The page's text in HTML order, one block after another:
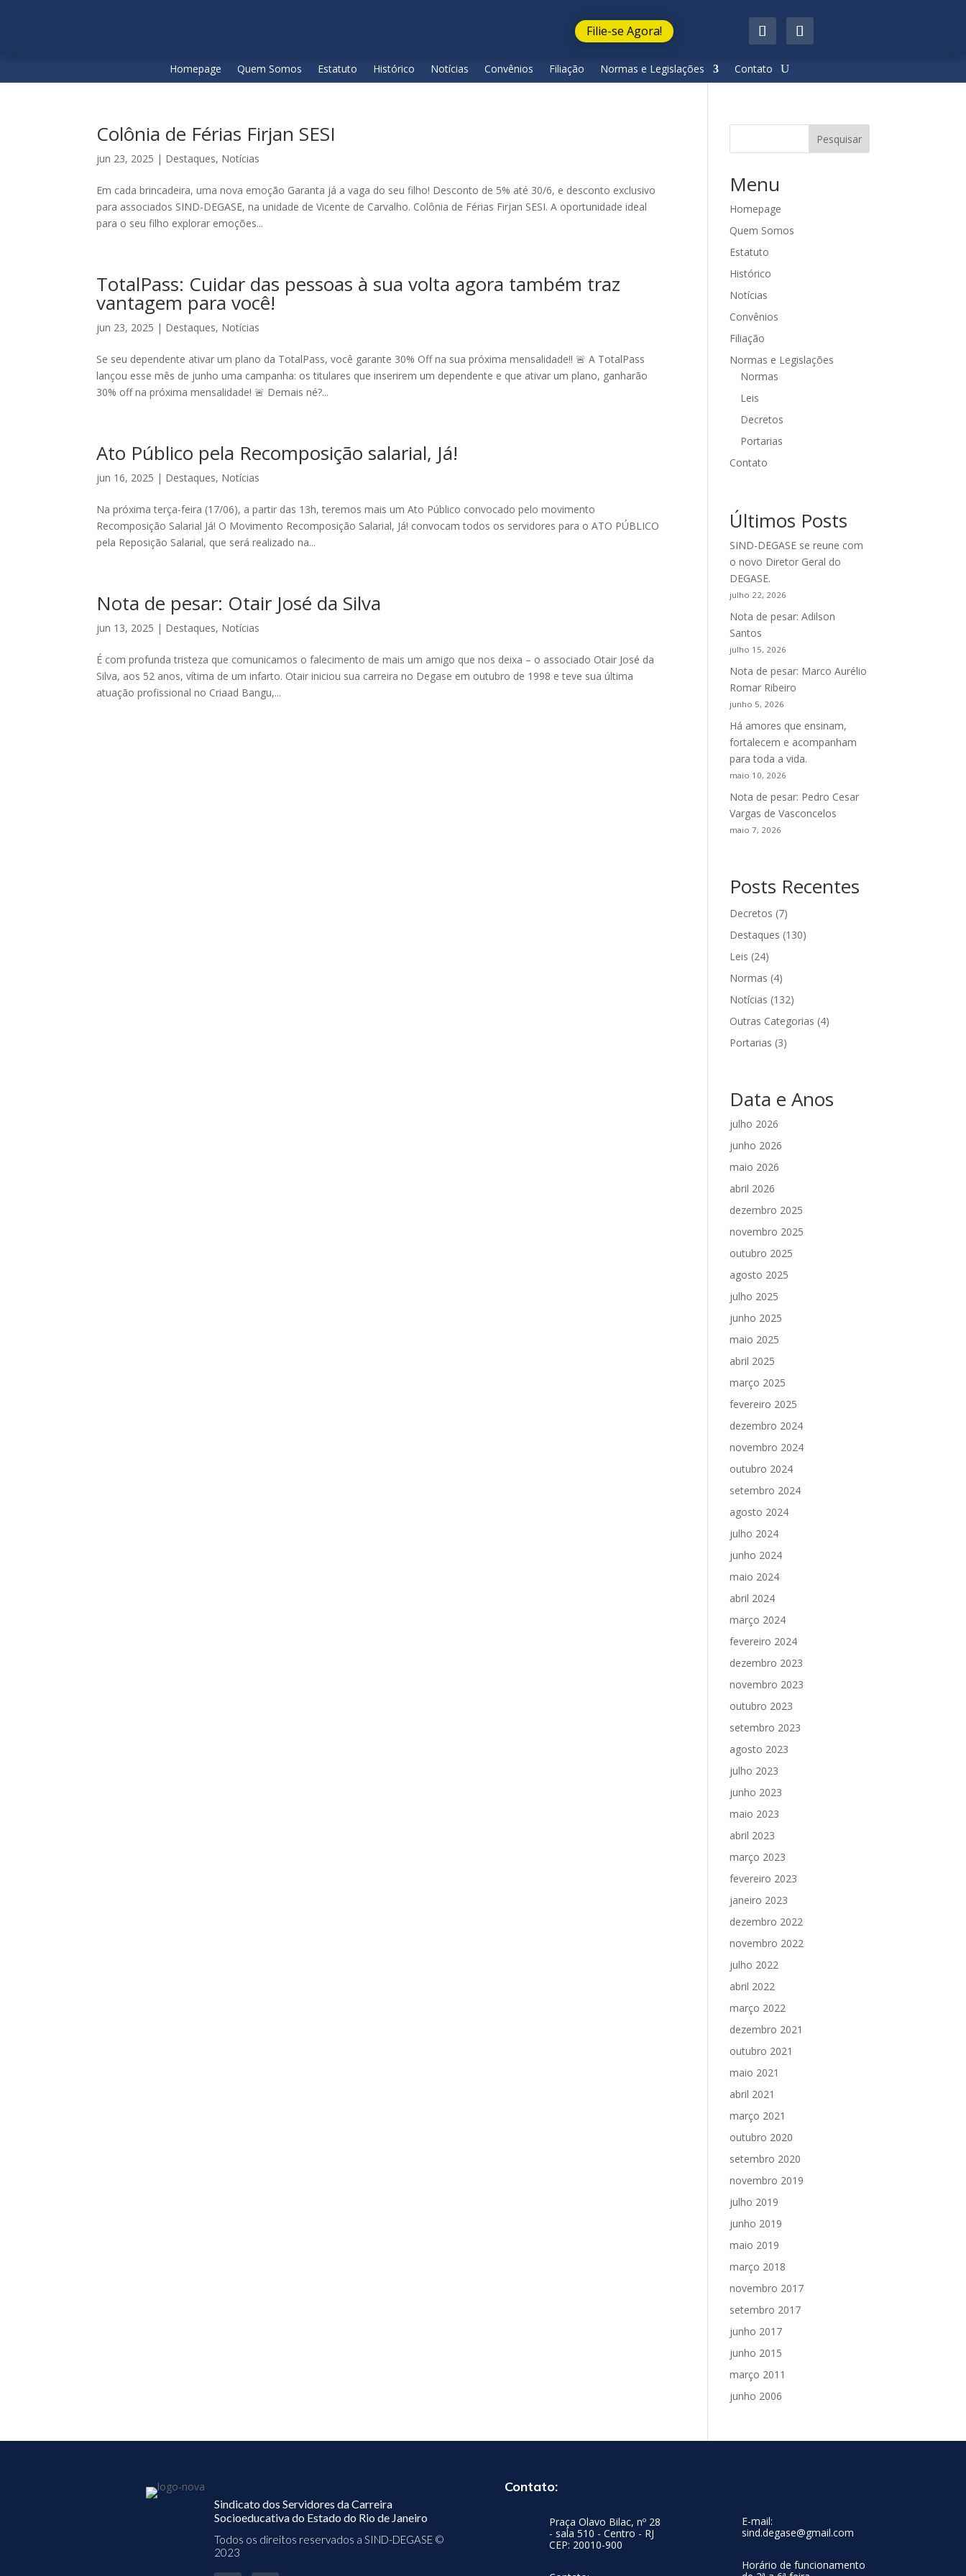
Filie-se Agora!
Homepage Quem Somos Estatuto Histórico Notícias Convênios Filiação Normas e Legislações Contato
Colônia de Férias Firjan SESI
jun 23, 2025 | Destaques, Notícias
Em cada brincadeira, uma nova emoção Garanta já a vaga do seu filho! Desconto de 5% até 30/6, e desconto exclusivo
para associados SIND-DEGASE, na unidade de Vicente de Carvalho. Colônia de Férias Firjan SESI. A oportunidade ideal
para o seu filho explorar emoções...
TotalPass: Cuidar das pessoas à sua volta agora também traz
vantagem para você!
jun 23, 2025 | Destaques, Notícias
Se seu dependente ativar um plano da TotalPass, você garante 30% Off na sua próxima mensalidade!! 🚨 A TotalPass
lançou esse mês de junho uma campanha: os titulares que inserirem um dependente e que ativar um plano, ganharão
30% off na próxima mensalidade! 🚨 Demais né?...
Ato Público pela Recomposição salarial, Já!
jun 16, 2025 | Destaques, Notícias
Na próxima terça-feira (17/06), a partir das 13h, teremos mais um Ato Público convocado pelo movimento
Recomposição Salarial Já! O Movimento Recomposição Salarial, Já! convocam todos os servidores para o ATO PÚBLICO
pela Reposição Salarial, que será realizado na...
Nota de pesar: Otair José da Silva
jun 13, 2025 | Destaques, Notícias
É com profunda tristeza que comunicamos o falecimento de mais um amigo que nos deixa – o associado Otair José da
Silva, aos 52 anos, vítima de um infarto. Otair iniciou sua carreira no Degase em outubro de 1998 e teve sua última
atuação profissional no Criaad Bangu,...
Pesquisar
Menu
Homepage
Quem Somos
Estatuto
Histórico
Notícias
Convênios
Filiação
Normas e Legislações
Normas
Leis
Decretos
Portarias
Contato
Últimos Posts
SIND-DEGASE se reune com
o novo Diretor Geral do
DEGASE.
julho 22, 2026
Nota de pesar: Adilson
Santos
julho 15, 2026
Nota de pesar: Marco Aurélio
Romar Ribeiro
junho 5, 2026
Há amores que ensinam,
fortalecem e acompanham
para toda a vida.
maio 10, 2026
Nota de pesar: Pedro Cesar
Vargas de Vasconcelos
maio 7, 2026
Posts Recentes
Decretos (7)
Destaques (130)
Leis (24)
Normas (4)
Notícias (132)
Outras Categorias (4)
Portarias (3)
Data e Anos
julho 2026
junho 2026
maio 2026
abril 2026
dezembro 2025
novembro 2025
outubro 2025
agosto 2025
julho 2025
junho 2025
maio 2025
abril 2025
março 2025
fevereiro 2025
dezembro 2024
novembro 2024
outubro 2024
setembro 2024
agosto 2024
julho 2024
junho 2024
maio 2024
abril 2024
março 2024
fevereiro 2024
dezembro 2023
novembro 2023
outubro 2023
setembro 2023
agosto 2023
julho 2023
junho 2023
maio 2023
abril 2023
março 2023
fevereiro 2023
janeiro 2023
dezembro 2022
novembro 2022
julho 2022
abril 2022
março 2022
dezembro 2021
outubro 2021
maio 2021
abril 2021
março 2021
outubro 2020
setembro 2020
novembro 2019
julho 2019
junho 2019
maio 2019
março 2018
novembro 2017
setembro 2017
junho 2017
junho 2015
março 2011
junho 2006
Sindicato dos Servidores da Carreira
Socioeducativa do Estado do Rio de Janeiro
Todos os direitos reservados a SIND-DEGASE ©
2023
Contato:
Praça Olavo Bilac, nº 28
- sala 510 - Centro - RJ
CEP: 20010-900
E-mail:
sind.degase@gmail.com
Horário de funcionamento